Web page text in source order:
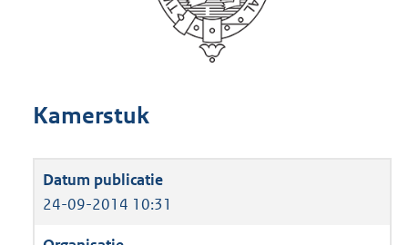
Kamerstuk
24-09-2014 10:31